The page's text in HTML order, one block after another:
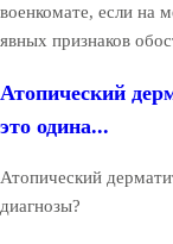
военкомате, если на
явных признаков
Атопический
это одина...
Атопический
диагнозы?